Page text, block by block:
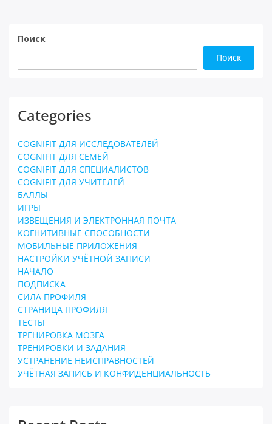
Поиск
Поиск
Categories
COGNIFIT ДЛЯ ИССЛЕДОВАТЕЛЕЙ
COGNIFIT ДЛЯ СЕМЕЙ
COGNIFIT ДЛЯ СПЕЦИАЛИСТОВ
COGNIFIT ДЛЯ УЧИТЕЛЕЙ
БАЛЛЫ
ИГРЫ
ИЗВЕЩЕНИЯ И ЭЛЕКТРОННАЯ ПОЧТА
КОГНИТИВНЫЕ СПОСОБНОСТИ
МОБИЛЬНЫЕ ПРИЛОЖЕНИЯ
НАСТРОЙКИ УЧЁТНОЙ ЗАПИСИ
НАЧАЛО
ПОДПИСКА
СИЛА ПРОФИЛЯ
СТРАНИЦА ПРОФИЛЯ
ТЕСТЫ
ТРЕНИРОВКА МОЗГА
ТРЕНИРОВКИ И ЗАДАНИЯ
УСТРАНЕНИЕ НЕИСПРАВНОСТЕЙ
УЧЁТНАЯ ЗАПИСЬ И КОНФИДЕНЦИАЛЬНОСТЬ